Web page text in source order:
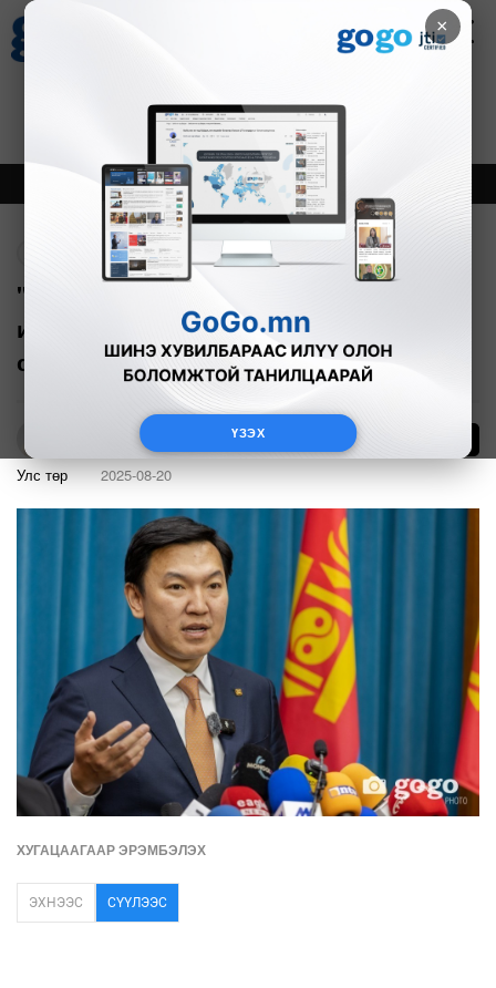
×
ҮЗЭХ
Зурхай
8.08
Онцлох Шинэ
"Эрчим хүчний нүүрсний үнийг
индексжүүлэн өөрчлөх журмыг энэ
сард батална"
Улс төр 2025-08-20
ХУГАЦААГААР ЭРЭМБЭЛЭХ
ЭХНЭЭС СҮҮЛЭЭС